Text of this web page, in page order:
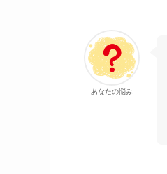
あなたの悩み